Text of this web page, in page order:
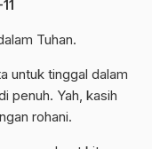
Tuhan.
untuk tinggal dalam
penuh. Yah, kasih
rohani.